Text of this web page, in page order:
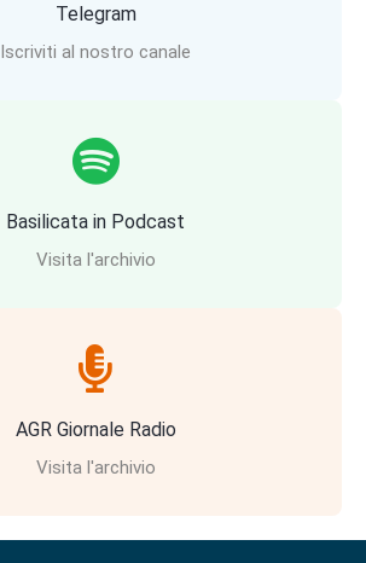
Telegram
Iscriviti al nostro canale
Basilicata in Podcast
Visita l'archivio
AGR Giornale Radio
Visita l'archivio